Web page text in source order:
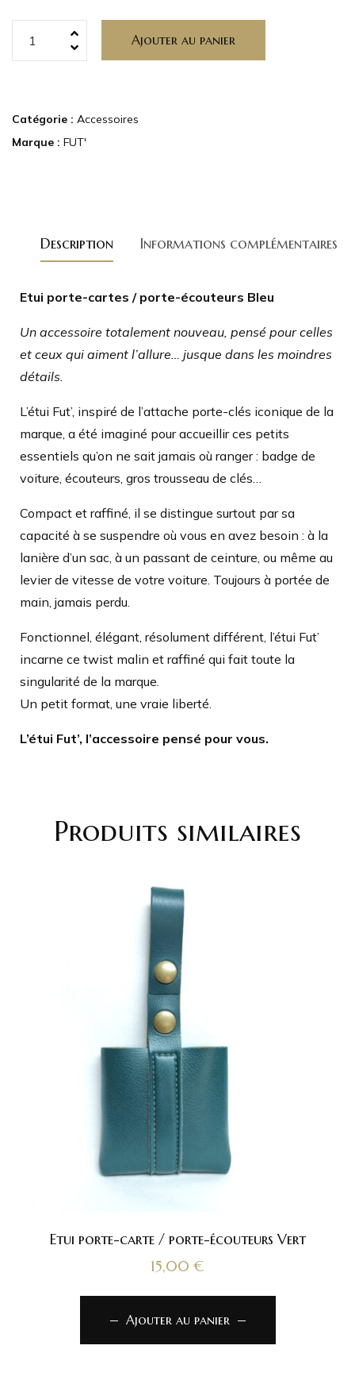
Ajouter au panier
Catégorie : Accessoires
Marque : FUT'
Description Informations complémentaires
Etui porte-cartes / porte-écouteurs Bleu
Un accessoire totalement nouveau, pensé pour celles
et ceux qui aiment l’allure… jusque dans les moindres
détails.
L’étui Fut’, inspiré de l’attache porte-clés iconique de la
marque, a été imaginé pour accueillir ces petits
essentiels qu’on ne sait jamais où ranger : badge de
voiture, écouteurs, gros trousseau de clés…
Compact et raffiné, il se distingue surtout par sa
capacité à se suspendre où vous en avez besoin : à la
lanière d’un sac, à un passant de ceinture, ou même au
levier de vitesse de votre voiture. Toujours à portée de
main, jamais perdu.
Fonctionnel, élégant, résolument différent, l’étui Fut’
incarne ce twist malin et raffiné qui fait toute la
singularité de la marque.
Un petit format, une vraie liberté.
L’étui Fut’, l’accessoire pensé pour vous.
Produits similaires
Etui porte-carte / porte-écouteurs Vert
15,00 €
Ajouter au panier